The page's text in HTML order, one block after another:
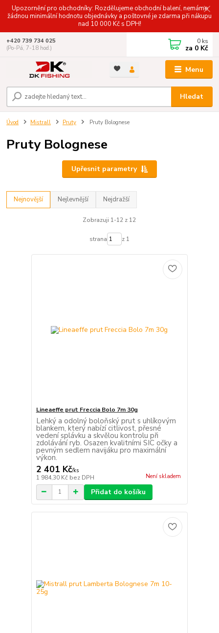
Upozornění pro obchodníky: Rozdělujeme obchodní balení, nemáme
žádnou minimální hodnotu objednávky a poštovné je zdarma při nákupu
nad 10 000 Kč s DPH!
Menu
Hledat
+420 739 734 025
(Po-Pá, 7-18 hod.)
0 ks
za 0 Kč
Úvod Mistrall Pruty Pruty Bolognese
Pruty Bolognese
Upřesnit parametry
Nejnovější Nejlevnější Nejdražší
Zobrazuji 1-12 z 12
strana z 1
Lineaeffe prut Freccia Bolo 7m 30g
Lehký a odolný boloňský prut s uhlíkovým
blankem, který nabízí citlivost, přesné
vedení splávku a skvělou kontrolu při
zdolávání ryb. Osazen kvalitními SIC očky a
pevným sedlem navijáku pro maximální
výkon.
2 401 Kč/ks
1 984,30 Kč bez DPH Není skladem
Přidat do košíku